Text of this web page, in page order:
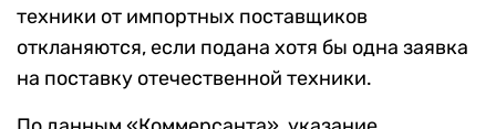
техники от импортных поставщиков
откланяются, если подана хотя бы одна заявка
на поставку отечественной техники.